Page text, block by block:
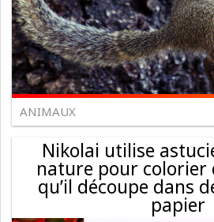
ANIMAUX
Nikolai utilise
nature pour colorier
qu’il découpe dans
papier